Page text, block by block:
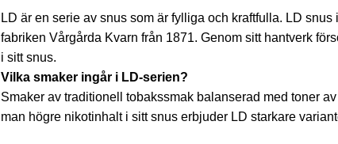
LD är en serie av snus som är fylliga och kraftfulla. LD
fabriken Vårgårda Kvarn från 1871. Genom sitt hantverk
i sitt snus.
Vilka smaker ingår i LD-serien?
Smaker av traditionell tobakssmak balanserad med toner
man högre nikotinhalt i sitt snus erbjuder LD starkare